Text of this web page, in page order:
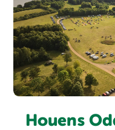
Houens